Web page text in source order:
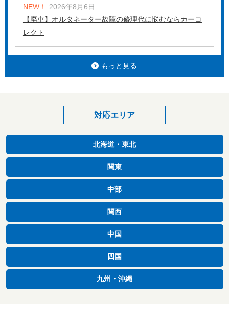
NEW！
2026年8月6日
【廃車】オルタネーター故障の修理代に悩むならカーコ
レクト
もっと見る
対応エリア
北海道・東北
関東
中部
関西
中国
四国
九州・沖縄